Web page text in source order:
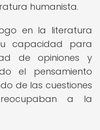
humanista.
en la literatura
capacidad para
de opiniones y
el pensamiento
de las cuestiones
a la